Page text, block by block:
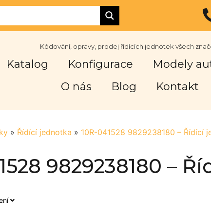
Kódování, opravy, prodej řídících jednotek všech
Katalog Konfigurace Modely
O nás
Blog Kontakt
» Řídící jednotka » 10R-041528 9829238180 – Řídící
9829238180 –